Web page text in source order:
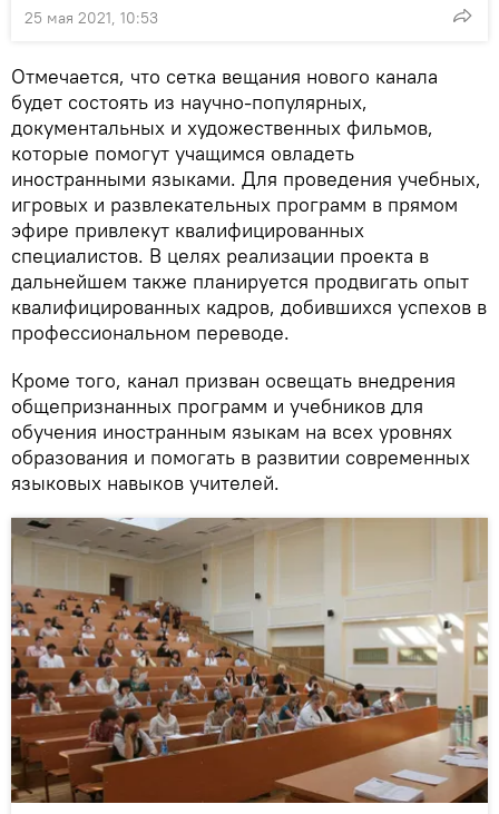
25 мая 2021, 10:53
Отмечается, что сетка вещания нового канала
будет состоять из научно-популярных,
документальных и художественных фильмов,
которые помогут учащимся овладеть
иностранными языками. Для проведения учебных,
игровых и развлекательных программ в прямом
эфире привлекут квалифицированных
специалистов. В целях реализации проекта в
дальнейшем также планируется продвигать опыт
квалифицированных кадров, добившихся успехов в
профессиональном переводе.
Кроме того, канал призван освещать внедрения
общепризнанных программ и учебников для
обучения иностранным языкам на всех уровнях
образования и помогать в развитии современных
языковых навыков учителей.